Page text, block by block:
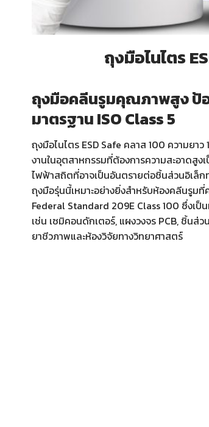
ถุงมือไนไตร
ถุงมือคลีนรูมคุณภาพสูง ป้
มาตรฐาน ISO Class 5
ถุงมือไนไตร ESD Safe คลาส 100 ความยา
งานในอุตสาหกรรมที่ต้องการความสะอาดสู
ไฟฟ้าสถิตที่อาจเป็นอันตรายต่อชิ้นส่วนอิเล็
ถุงมือรุ่นนี้เหมาะอย่างยิ่งสำหรับห้องคลีนรูม
Federal Standard 209E Class 100 ซึ่งเ
เช่น เซมิคอนดักเตอร์, แผงวงจร PCB, ชิ้นส่
ยาชีวภาพและห้องวิจัยทางวิทยาศาสตร์